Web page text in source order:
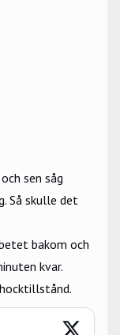
sen såg
Så skulle det
bakom och
kvar.